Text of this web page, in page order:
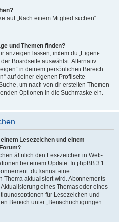
auf „Nach einem Mitglied suchen“.
und Themen finden?
anzeigen lassen, indem du „Eigene
Boardseite auswählst. Alternativ
in deinem persönlichen Bereich
auf deiner eigenen Profilseite
um nach von dir erstellen Themen
Optionen in die Suchmaske ein.
Lesezeichen und einem
ähnlich den Lesezeichen in Web-
bei einem Update. In phpBB 3.1
du kannst eine
Thema aktualisiert wird. Abonnements
eines Themas oder eines
für Lesezeichen und
Bereich unter „Benachrichtigungen